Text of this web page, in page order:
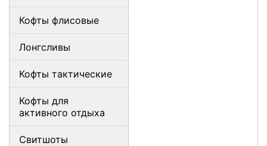
Кофты флисовые
Лонгсливы
Кофты тактические
Кофты для
активного отдыха
Свитшоты